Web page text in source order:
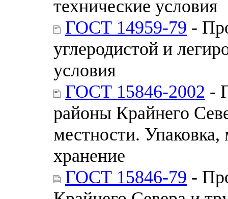
технические условия
ГОСТ 14959-79 -
углеродистой и
условия
ГОСТ 15846-2002 -
районы Крайнего
местности. Упаковка,
хранение
ГОСТ 15846-79 -